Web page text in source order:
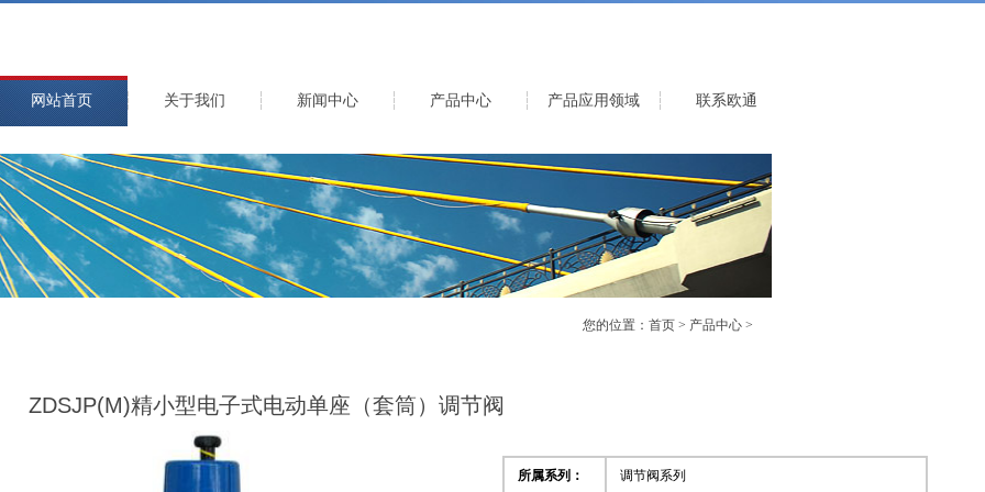
网站首页 关于我们 新闻中心 产品中心 产品应用领域 联系欧通
您的位置： 首页 > 产品中心 >
精小型电子式电动单座（套筒）调节阀
所属系列： 调节阀系列